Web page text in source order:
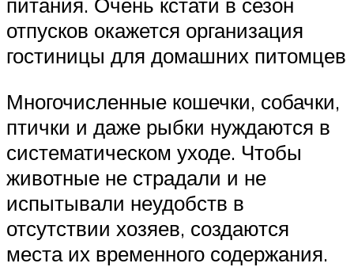
отпусков окажется организация
гостиницы для домашних питомцев
Многочисленные кошечки, собачки,
птички и даже рыбки нуждаются в
систематическом уходе. Чтобы
животные не страдали и не
испытывали неудобств в
отсутствии хозяев, создаются
места их временного содержания.